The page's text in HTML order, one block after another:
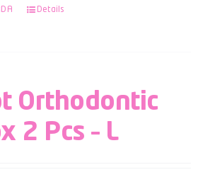
Details
Orthodontic
2 Pcs – L